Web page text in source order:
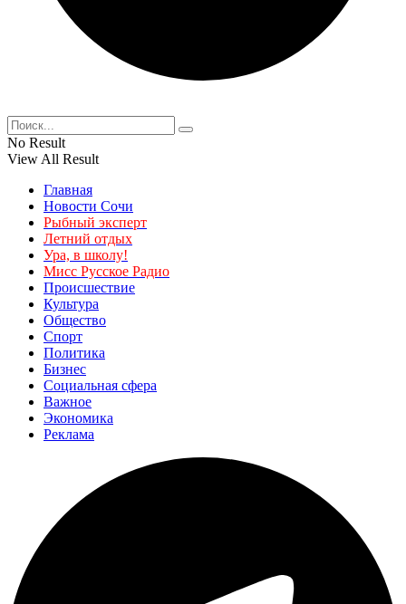
No Result
View All Result
Главная
Новости Сочи
Рыбный эксперт
Летний отдых
Ура, в школу!
Мисс Русское Радио
Происшествие
Культура
Общество
Спорт
Политика
Бизнес
Социальная сфера
Важное
Экономика
Реклама